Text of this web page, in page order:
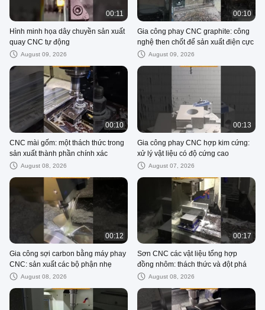
00:11
Hình minh họa dây chuyền sản xuất
quay CNC tự động
August 09, 2026
00:10
Gia công phay CNC graphite: công
nghệ then chốt để sản xuất điện cực
August 09, 2026
00:10
CNC mài gốm: một thách thức trong
sản xuất thành phần chính xác
August 08, 2026
00:13
Gia công phay CNC hợp kim cứng:
xử lý vật liệu có độ cứng cao
August 07, 2026
00:12
Gia công sợi carbon bằng máy phay
CNC: sản xuất các bộ phận nhẹ
August 08, 2026
00:17
Sơn CNC các vật liệu tổng hợp
đồng nhôm: thách thức và đột phá
August 08, 2026